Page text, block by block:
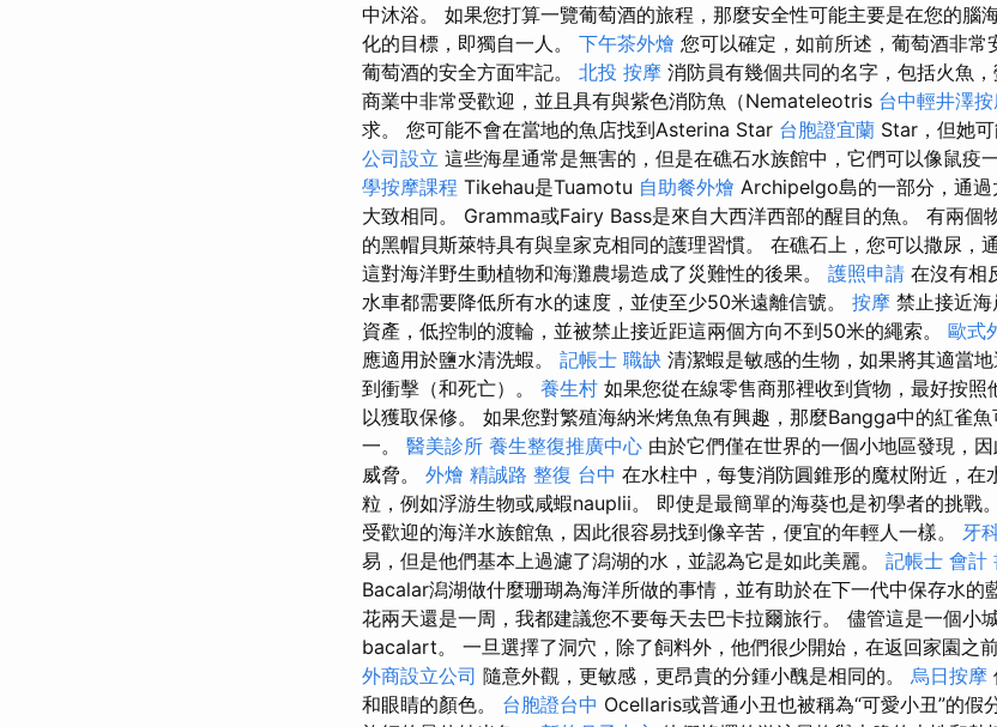
中沐浴。 如果您打算一覽葡萄酒的旅程，那麼安全性可能主要是在您的腦
化的目標，即獨自一人。 下午茶外燴 您可以確定，如前所述，葡萄酒非常
葡萄酒的安全方面牢記。 北投 按摩 消防員有幾個共同的名字，包括火魚
商業中非常受歡迎，並且具有與紫色消防魚（Nemateleotris 台中輕井澤
求。 您可能不會在當地的魚店找到Asterina Star 台胞證宜蘭 Star，但她可
公司設立 這些海星通常是無害的，但是在礁石水族館中，它們可以像鼠疫
學按摩課程 Tikehau是Tuamotu 自助餐外燴 Archipelgo島的一部分，通
大致相同。 Gramma或Fairy Bass是來自大西洋西部的醒目的魚。 有兩個
的黑帽貝斯萊特具有與皇家克相同的護理習慣。 在礁石上，您可以撒尿，
這對海洋野生動植物和海灘農場造成了災難性的後果。 護照申請 在沒有相
水車都需要降低所有水的速度，並使至少50米遠離信號。 按摩 禁止接近
資產，低控制的渡輪，並被禁止接近距這兩個方向不到50米的繩索。 歐式
應適用於鹽水清洗蝦。 記帳士 職缺 清潔蝦是敏感的生物，如果將其適當
到衝擊（和死亡）。 養生村 如果您從在線零售商那裡收到貨物，最好按照
以獲取保修。 如果您對繁殖海納米烤魚魚有興趣，那麼Bangga中的紅雀
一。 醫美診所 養生整復推廣中心 由於它們僅在世界的一個小地區發現，
威脅。 外燴 精誠路 整復 台中 在水柱中，每隻消防圓錐形的魔杖附近，在
粒，例如浮游生物或咸蝦nauplii。 即使是最簡單的海葵也是初學者的挑戰。
受歡迎的海洋水族館魚，因此很容易找到像辛苦，便宜的年輕人一樣。 牙
易，但是他們基本上過濾了潟湖的水，並認為它是如此美麗。 記帳士 會計
Bacalar潟湖做什麼珊瑚為海洋所做的事情，並有助於在下一代中保存水的
花兩天還是一周，我都建議您不要每天去巴卡拉爾旅行。 儘管這是一個小
bacalart。 一旦選擇了洞穴，除了飼料外，他們很少開始，在返回家園之
外商設立公司 隨意外觀，更敏感，更昂貴的分鍾小醜是相同的。 烏日按摩
和眼睛的顏色。 台胞證台中 Ocellaris或普通小丑也被稱為“可愛小丑”的假